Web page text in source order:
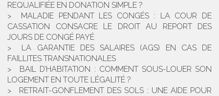
REQUALIFIÉE EN DONATION SIMPLE ?
MALADIE PENDANT LES CONGÉS : LA COUR DE
CASSATION CONSACRE LE DROIT AU REPORT DES
JOURS DE CONGÉ PAYÉ
LA GARANTIE DES SALAIRES (AGS) EN CAS DE
FAILLITES TRANSNATIONALES
BAIL D’HABITATION : COMMENT SOUS-LOUER SON
LOGEMENT EN TOUTE LÉGALITÉ ?
RETRAIT-GONFLEMENT DES SOLS : UNE AIDE POUR